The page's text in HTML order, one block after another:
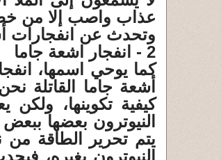
عذاب واصب إلا من
وتحدث عن انفجارات
2 - انفجار اشعة جاما
كما يوحي اسمها،
أشعة جاما القاتلة
كيفية تكوينها،
النيوترون بعضها
يتم تحرير الطاقة
النيوترون بغيره،